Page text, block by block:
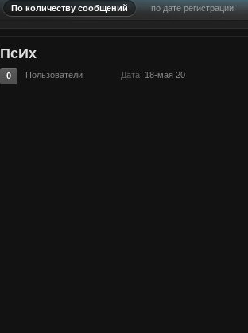
По количеству сообщений по дате регистрации
ПсИх
0 Пользователи Дата: 18-мая 20